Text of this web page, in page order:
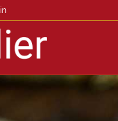
Accueil Traiteur